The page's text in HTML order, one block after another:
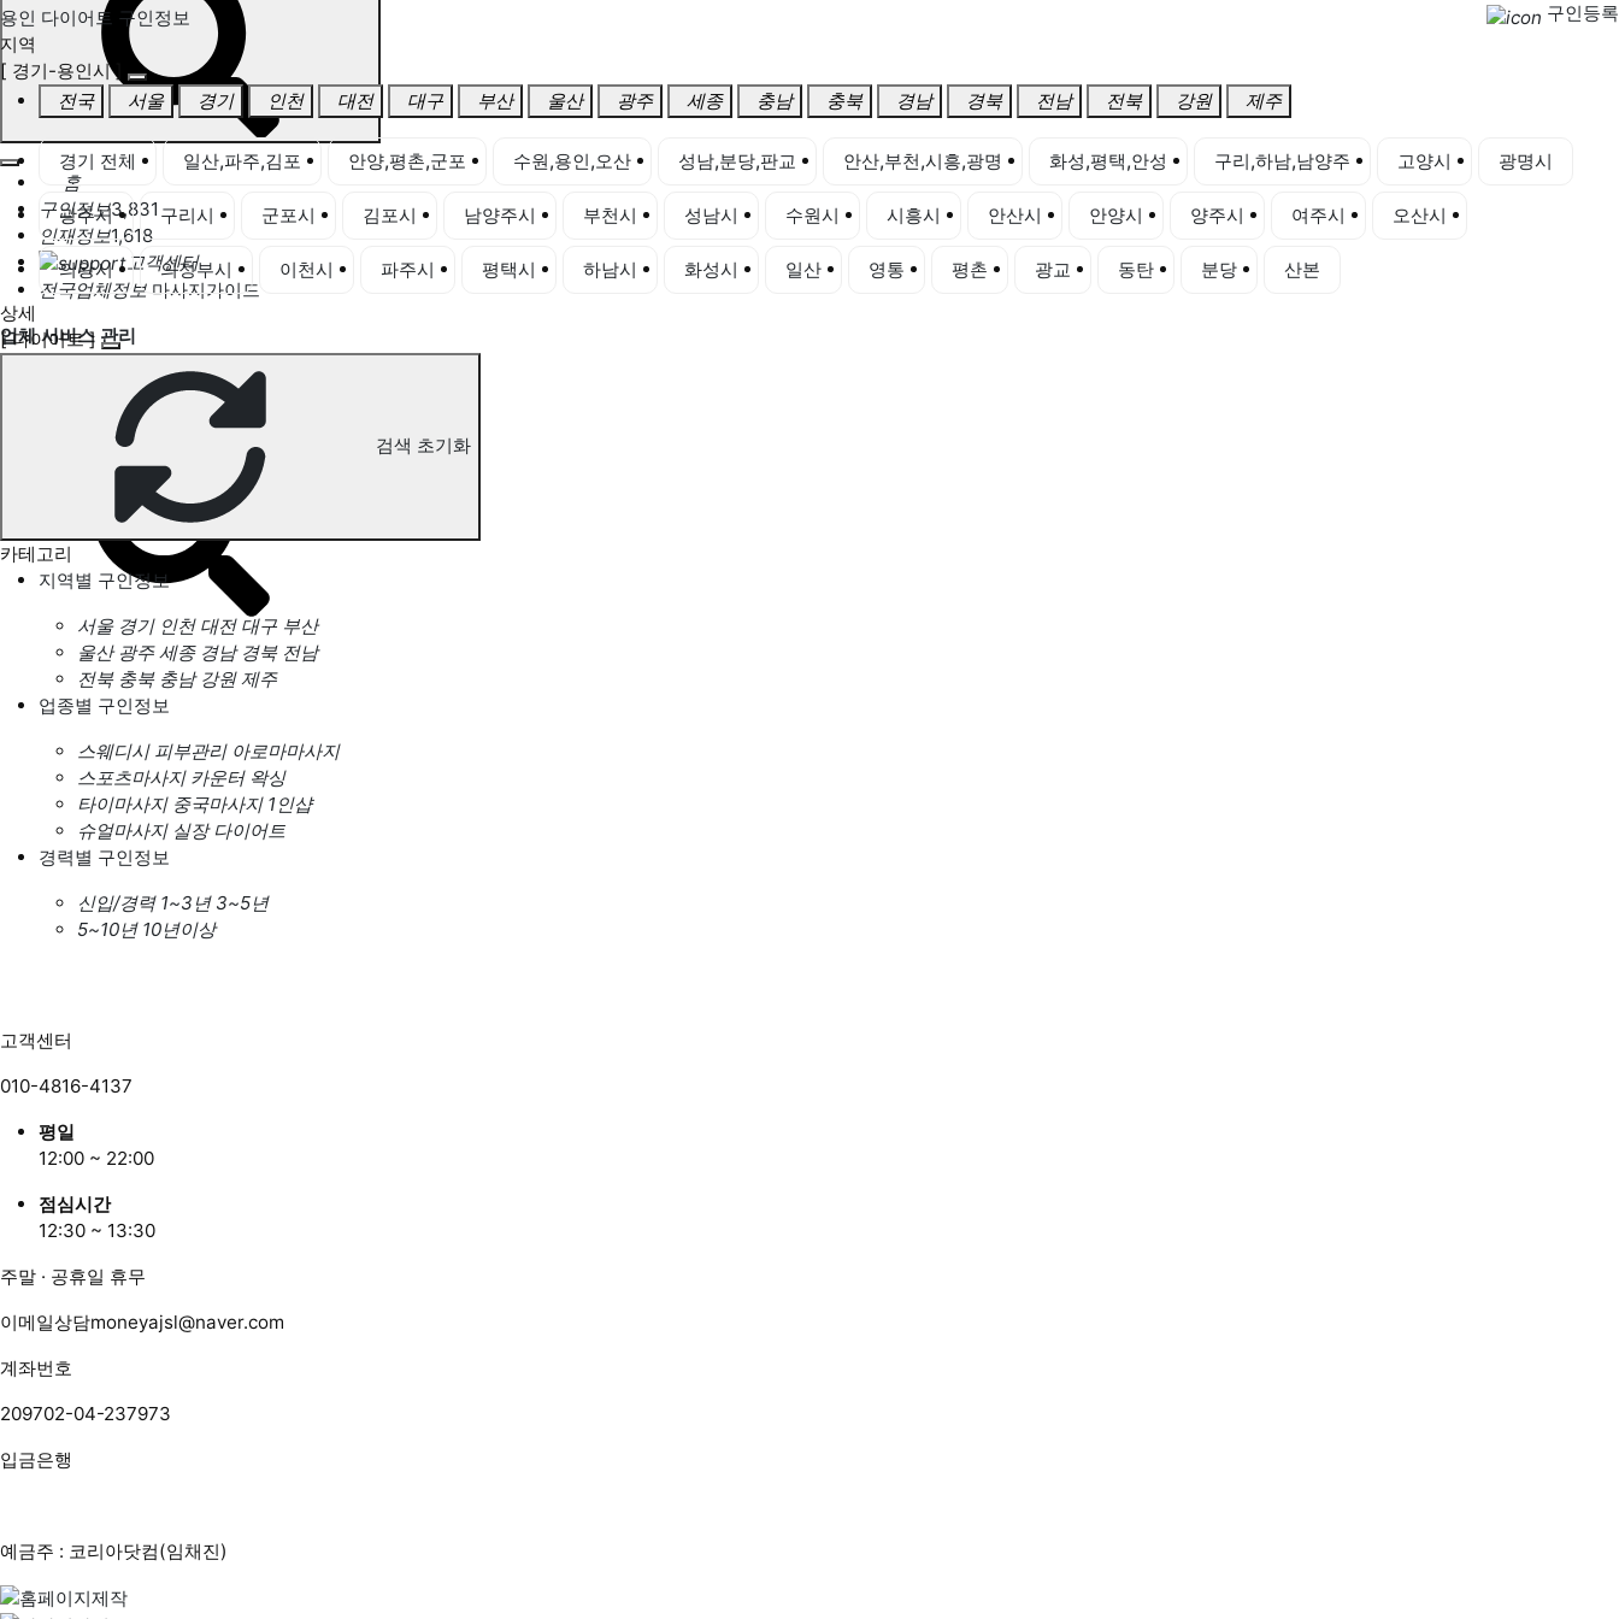
홈
구인정보3,831
인재정보1,618
고객센터
전국업체정보 마사지가이드
업체 서비스 관리
개인 서비스 관리
용인 다이어트 구인정보
용인 다이어트 구인정보
구인등록
지역
[ 경기-용인시 ]
전국
서울 경기 인천 대전 대구 부산 울산 광주 세종 충남 충북 경남 경북 전남 전북 강원 제주
경기 전체 일산,파주,김포 안양,평촌,군포 수원,용인,오산 성남,분당,판교 안산,부천,시흥,광명 화성,평택,안성 구리,하남,남양주 고양시 광명시
광주시 구리시 군포시 김포시 남양주시 부천시 성남시 수원시 시흥시 안산시 안양시 양주시 여주시 오산시
의왕시 의정부시 이천시 파주시 평택시 하남시 화성시 일산 영통 평촌 광교 동탄 분당
산본
상세
[ 다이어트 ]
검색 초기화
카테고리
지역별 구인정보
서울 경기 인천 대전 대구 부산
울산 광주 세종 경남 경북 전남
전북 충북 충남 강원 제주
업종별 구인정보
스웨디시 피부관리 아로마마사지
스포츠마사지 카운터 왁싱
타이마사지 중국마사지 1인샵
슈얼마사지 실장 다이어트
경력별 구인정보
신입/경력 1~3년 3~5년
5~10년 10년이상
고객센터
010-4816-4137
평일
12:00 ~ 22:00
점심시간
12:30 ~ 13:30
주말 · 공휴일 휴무
이메일상담moneyajsl@naver.com
계좌번호
209702-04-237973
입금은행
예금주 : 코리아닷컴(임채진)